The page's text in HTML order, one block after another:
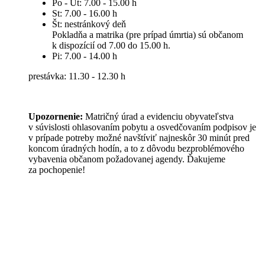
Po - Ut: 7.00 - 15.00 h
St: 7.00 - 16.00 h
Št: nestránkový deň
Pokladňa a matrika (pre prípad úmrtia) sú občanom
k dispozícií od 7.00 do 15.00 h.
Pi: 7.00 - 14.00 h
prestávka: 11.30 - 12.30 h
Upozornenie: Matričný úrad a evidenciu obyvateľstva
v súvislosti ohlasovaním pobytu a osvedčovaním podpisov je
v prípade potreby možné navštíviť najneskôr 30 minút pred
koncom úradných hodín, a to z dôvodu bezproblémového
vybavenia občanom požadovanej agendy. Ďakujeme
za pochopenie!